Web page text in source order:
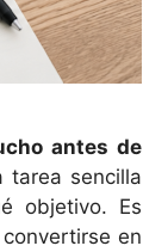
antes de
tarea sencilla
objetivo. Es
en